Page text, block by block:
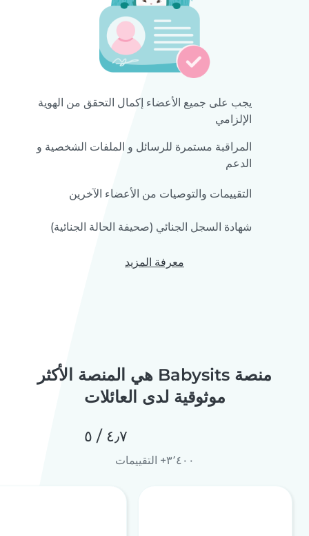
يجب على جميع الأعضاء إكمال التحقق من الهوية
الإلزامي
المراقبة مستمرة للرسائل و الملفات الشخصية و
الدعم
التقييمات والتوصيات من الأعضاء الآخرين
شهادة السجل الجنائي (صحيفة الحالة الجنائية)
معرفة المزيد
منصة Babysits هي المنصة الأكثر
موثوقية لدى العائلات
٤٫٧ / ٥
٣٬٤٠٠+ التقييمات